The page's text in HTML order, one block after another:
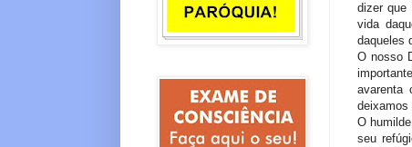
dizer que
vida
daqueles
O nosso
avarenta
deixamos
O
seu